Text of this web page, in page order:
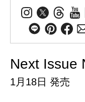
Next
1月18日 発売